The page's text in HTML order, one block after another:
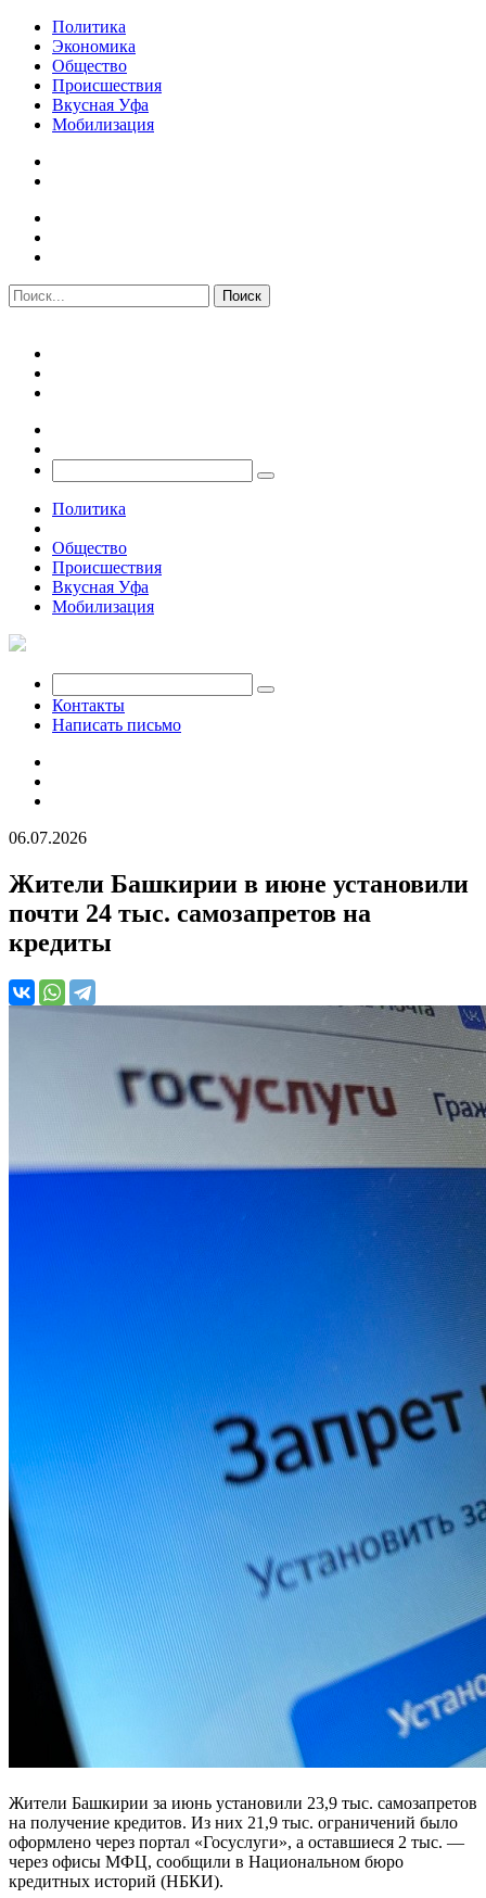
Политика
Экономика
Общество
Происшествия
Вкусная Уфа
Мобилизация
Политика
Общество
Происшествия
Вкусная Уфа
Мобилизация
Контакты
Написать письмо
06.07.2026
Жители Башкирии в июне установили
почти 24 тыс. самозапретов на
кредиты
Жители Башкирии за июнь установили 23,9 тыс. самозапретов
на получение кредитов. Из них 21,9 тыс. ограничений было
оформлено через портал «Госуслуги», а оставшиеся 2 тыс. —
через офисы МФЦ, сообщили в Национальном бюро
кредитных историй (НБКИ).